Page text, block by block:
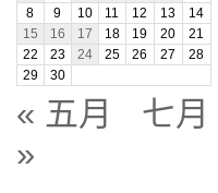
8
9 10 11 12 13
14
15
16 17 18 19 20
21
22
23 24 25 26 27
28
29
30
« 五月
七月
»